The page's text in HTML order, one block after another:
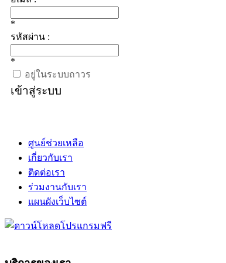
*
รหัสผ่าน :
*
อยู่ในระบบถาวร
เข้าสู่ระบบ
ศูนย์ช่วยเหลือ
เกี่ยวกับเรา
ติดต่อเรา
ร่วมงานกับเรา
แผนผังเว็บไซต์